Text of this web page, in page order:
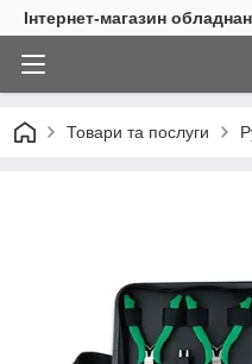
Інтернет-магазин
Товари та послуги